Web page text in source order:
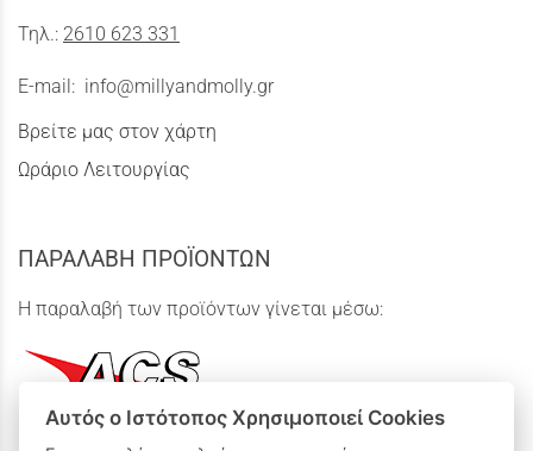
Τηλ.: 2610 623 331
E-mail: info@millyandmolly.gr
Βρείτε μας στον χάρτη
Ωράριο Λειτουργίας
ΠΑΡΑΛΑΒΗ ΠΡΟΪΟΝΤΩΝ
Η παραλαβή των προϊόντων γίνεται μέσω:
Αυτός ο Ιστότοπος Χρησιμοποιεί Cookies